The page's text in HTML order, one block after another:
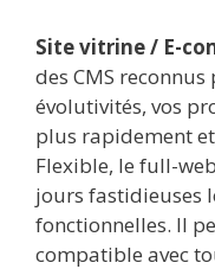
Site vitrine / E-
des CMS
évolutivités, vos
plus rapidement
Flexible, le full-
jours fastidieuses
fonctionnelles. Il
compatible avec